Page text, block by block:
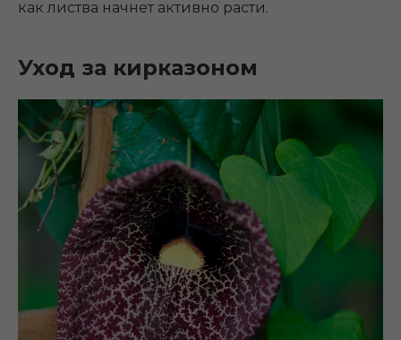
как листва начнет активно расти.
Уход за кирказоном